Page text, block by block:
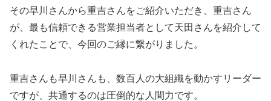
その早川さんから重吉さんをご紹介いただき、重吉さん
が、最も信頼できる営業担当者として天田さんを紹介して
くれたことで、今回のご縁に繋がりました。
重吉さんも早川さんも、数百人の大組織を動かすリーダー
ですが、共通するのは圧倒的な人間力です。